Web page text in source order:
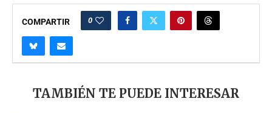
COMPARTIR 0
TAMBIÉN TE PUEDE INTERESAR